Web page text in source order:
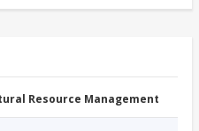
Resource Management